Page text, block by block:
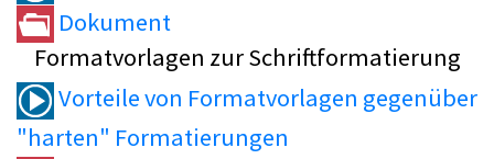
Dokument
Formatvorlagen zur Schriftformatierung
Vorteile von Formatvorlagen gegenüber
"harten" Formatierungen